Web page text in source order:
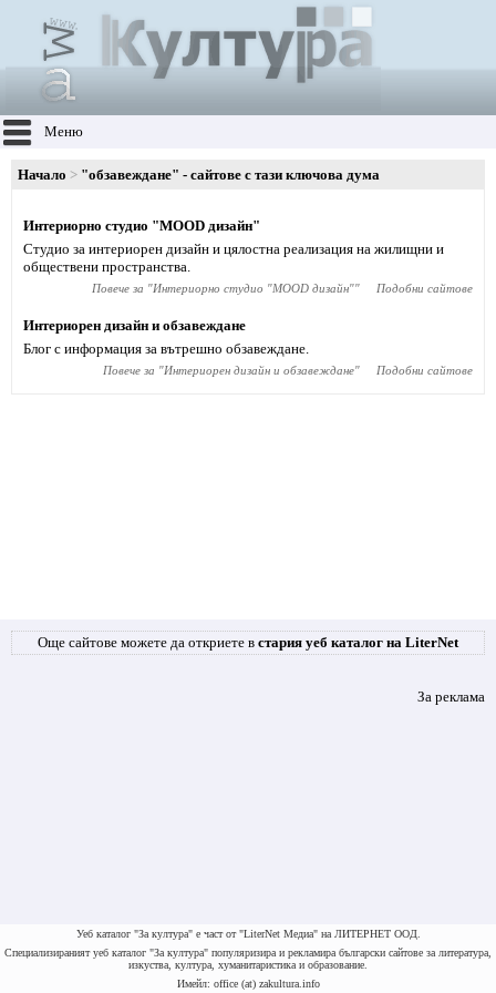
Меню
Начало "обзавеждане" - сайтове с тази ключова дума
Интериорно студио "MOOD дизайн"
Студио за интериорен дизайн и цялостна реализация на жилищни и
обществени пространства.
Повече за "Интериорно студио "MOOD дизайн"" Подобни сайтове
Интериорен дизайн и обзавеждане
Блог с информация за вътрешно обзавеждане.
Повече за "Интериорен дизайн и обзавеждане" Подобни сайтове
Още сайтове можете да откриете в стария уеб каталог на LiterNet
За реклама
Уеб каталог "За култура" е част от "LiterNet Медиа" на ЛИТЕРНЕТ ООД.
Специализираният уеб каталог "За култура" популяризира и рекламира български сайтове за литература,
изкуства, култура, хуманитаристика и образование.
Имейл: office (at) zakultura.info